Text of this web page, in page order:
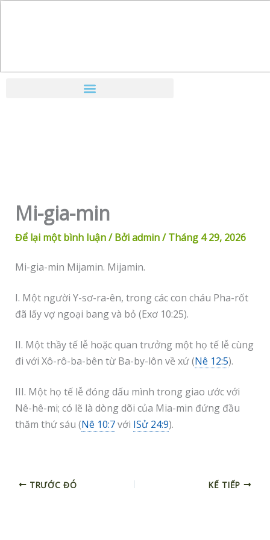
Mi-gia-min
Để lại một bình luận/ Bởiadmin/Tháng 4 29, 2026
Mi-gia-min Mijamin. Mijamin.
I. Một người Y-sơ-ra-ên, trong các con cháu Pha-rốt
đã lấy vợ ngoại bang và bỏ (Exơ 10:25).
II. Một thầy tế lễ hoặc quan trưởng một họ tế lễ cùng
đi với Xô-rô-ba-bên từ Ba-by-lôn về xứ (Nê 12:5).
III. Một họ tế lễ đóng dấu mình trong giao ước với
Nê-hê-mi; có lẽ là dòng dõi của Mia-min đứng đầu
thăm thứ sáu (Nê 10:7với ISử 24:9).
TRƯỚC ĐÓ KẾ TIẾP